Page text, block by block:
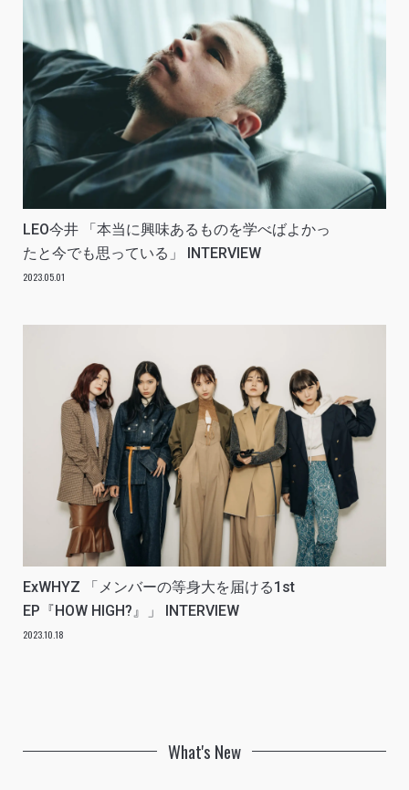
LEO今井 「本当に興味あるものを学べばよかっ
たと今でも思っている」 INTERVIEW
2023.05.01
ExWHYZ 「メンバーの等身大を届ける1st
EP『HOW HIGH?』」 INTERVIEW
2023.10.18
What's New